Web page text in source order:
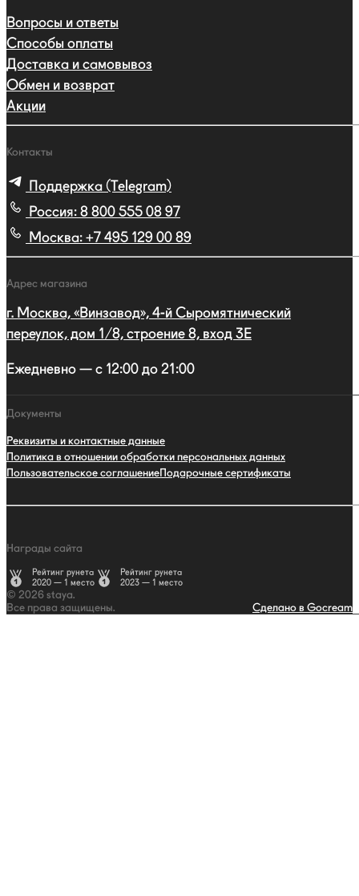
Вопросы и ответы
Способы оплаты
Доставка и самовывоз
Обмен и возврат
Акции
Контакты
Поддержка (Telegram)
Россия: 8 800 555 08 97
Москва: +7 495 129 00 89
Адрес магазина
г. Москва, «Винзавод», 4-й Сыромятнический
переулок, дом 1/8, строение 8, вход 3E
Ежедневно — с 12:00 до 21:00
Документы
Реквизиты и контактные данные
Политика в отношении обработки персональных данных
Пользовательское соглашениеПодарочные сертификаты
Награды сайта
Рейтинг рунета
2020 — 1 место
Рейтинг рунета
2023 — 1 место
© 2026 staya.
Все права защищены.
Сделано в Gocream